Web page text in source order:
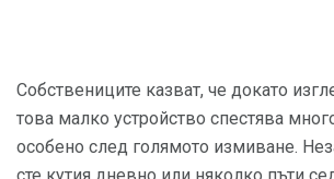
Собствениците казват, че докато
това малко устройство спестява
особено след голямото измиване.